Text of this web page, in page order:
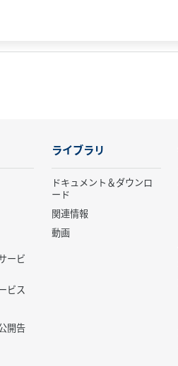
ービ
ビス
開告
ライブラリ
ドキュメント＆ダウンロ
ード
関連情報
動画